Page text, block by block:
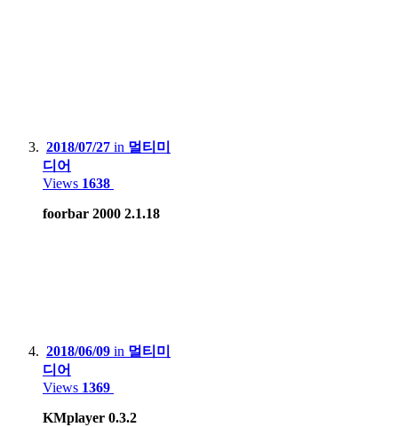
Huawei X3, Nova Smart
Samsung Galaxy Tab S7+
Lenovo Xiaoxin 2022
2018/07/27 in 멀티미
디어
Views 1638
foorbar 2000 2.1.18
2018/06/09 in 멀티미
디어
Views 1369
KMplayer 0.3.2